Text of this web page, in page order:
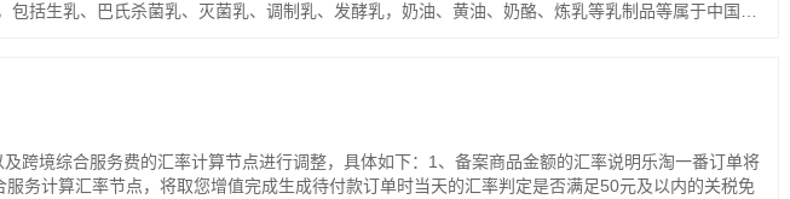
括生乳、巴氏杀菌乳、灭菌乳、调制乳、发酵乳，奶油、黄油、奶酪、炼乳等乳制品等属于中国海
跨境综合服务费的汇率计算节点进行调整，具体如下：1、备案商品金额的汇率说明乐淘一番订单将
务计算汇率节点，将取您增值完成生成待付款订单时当天的汇率判定是否满足50元及以内的关税免